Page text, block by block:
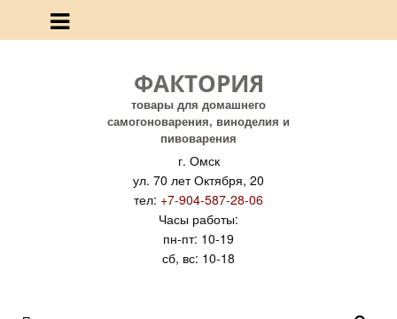
ФАКТОРИЯ
товары для домашнего
самогоноварения, виноделия и
пивоварения
г. Омск
ул. 70 лет Октября, 20
тел: +7-904-587-28-06
Часы работы:
пн-пт: 10-19
сб, вс: 10-18